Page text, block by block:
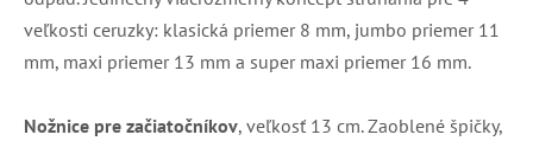
veľkosti ceruzky: klasická priemer 8 mm, jumbo priemer 11
mm, maxi priemer 13 mm a super maxi priemer 16 mm.
Nožnice pre začiatočníkov, veľkosť 13 cm. Zaoblené špičky,